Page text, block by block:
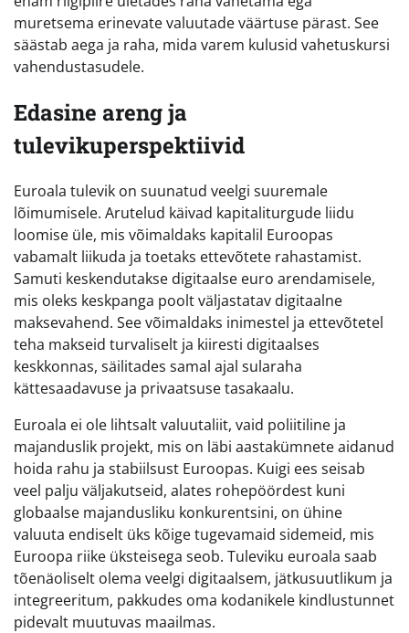
muretsema erinevate valuutade väärtuse pärast. See
säästab aega ja raha, mida varem kulusid vahetuskursi
vahendustasudele.
Edasine areng ja
tulevikuperspektiivid
Euroala tulevik on suunatud veelgi suuremale
lõimumisele. Arutelud käivad kapitaliturgude liidu
loomise üle, mis võimaldaks kapitalil Euroopas
vabamalt liikuda ja toetaks ettevõtete rahastamist.
Samuti keskendutakse digitaalse euro arendamisele,
mis oleks keskpanga poolt väljastatav digitaalne
maksevahend. See võimaldaks inimestel ja ettevõtetel
teha makseid turvaliselt ja kiiresti digitaalses
keskkonnas, säilitades samal ajal sularaha
kättesaadavuse ja privaatsuse tasakaalu.
Euroala ei ole lihtsalt valuutaliit, vaid poliitiline ja
majanduslik projekt, mis on läbi aastakümnete aidanud
hoida rahu ja stabiilsust Euroopas. Kuigi ees seisab
veel palju väljakutseid, alates rohepöördest kuni
globaalse majandusliku konkurentsini, on ühine
valuuta endiselt üks kõige tugevamaid sidemeid, mis
Euroopa riike üksteisega seob. Tuleviku euroala saab
tõenäoliselt olema veelgi digitaalsem, jätkusuutlikum ja
integreeritum, pakkudes oma kodanikele kindlustunnet
pidevalt muutuvas maailmas.